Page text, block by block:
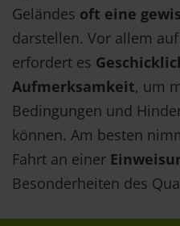
Geländes oft eine
darstellen. Vor allem
erfordert es
Aufmerksamkeit, um
Bedingungen und
können. Am besten
Fahrt an einer
Besonderheiten des